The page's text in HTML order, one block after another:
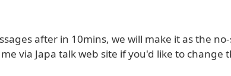
after in 10mins, we will make it as the
via Japa talk web site if you'd like to change